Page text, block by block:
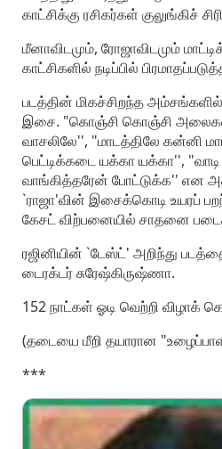
காட்சிக்கு ரசிகர்கள் குலுங்கிச்
மீனாவிடமும், ரோஜாவிடமும்
காட்சிகளில் நடிப்பில்
படத்தின் மிகச்சிறந்த
இசை. "கொஞ்சி கொஞ்சி
வாசலிலே'', "மாடத்திலே கன்னி
பெட்டிக்கடை யக்கா யக்கா'',
வாங்கித்தரேன் போட்டுக்க'' என
`ராஜா'வின் இசைக்கொடி உயரப்
கேசட் விற்பனையில் சாதனை
ரஜினியின் `டேஸ்ட்' அறிந்து
டைரக்டர் சுரேஷ்கிருஷ்ணா.
152 நாட்கள் ஓடி வெற்றி விழாக்
(தடையை மீறி தயாரான
***